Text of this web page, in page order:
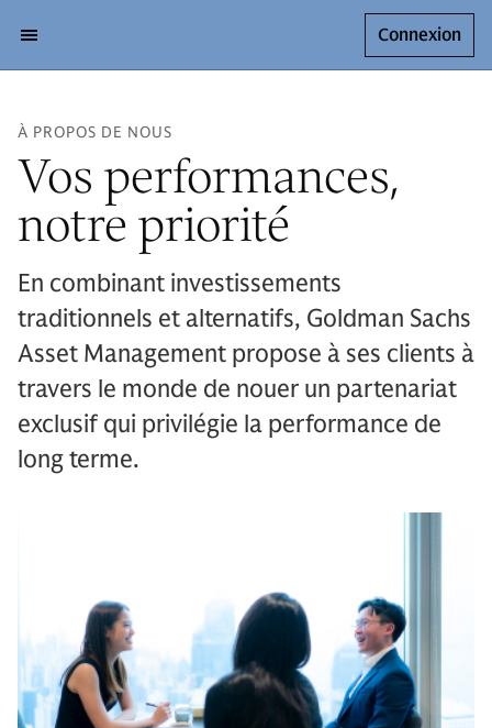
Connexion
À PROPOS DE NOUS
Vos performances,
notre priorité
En combinant investissements
traditionnels et alternatifs, Goldman Sachs
Asset Management propose à ses clients à
travers le monde de nouer un partenariat
exclusif qui privilégie la performance de
long terme.